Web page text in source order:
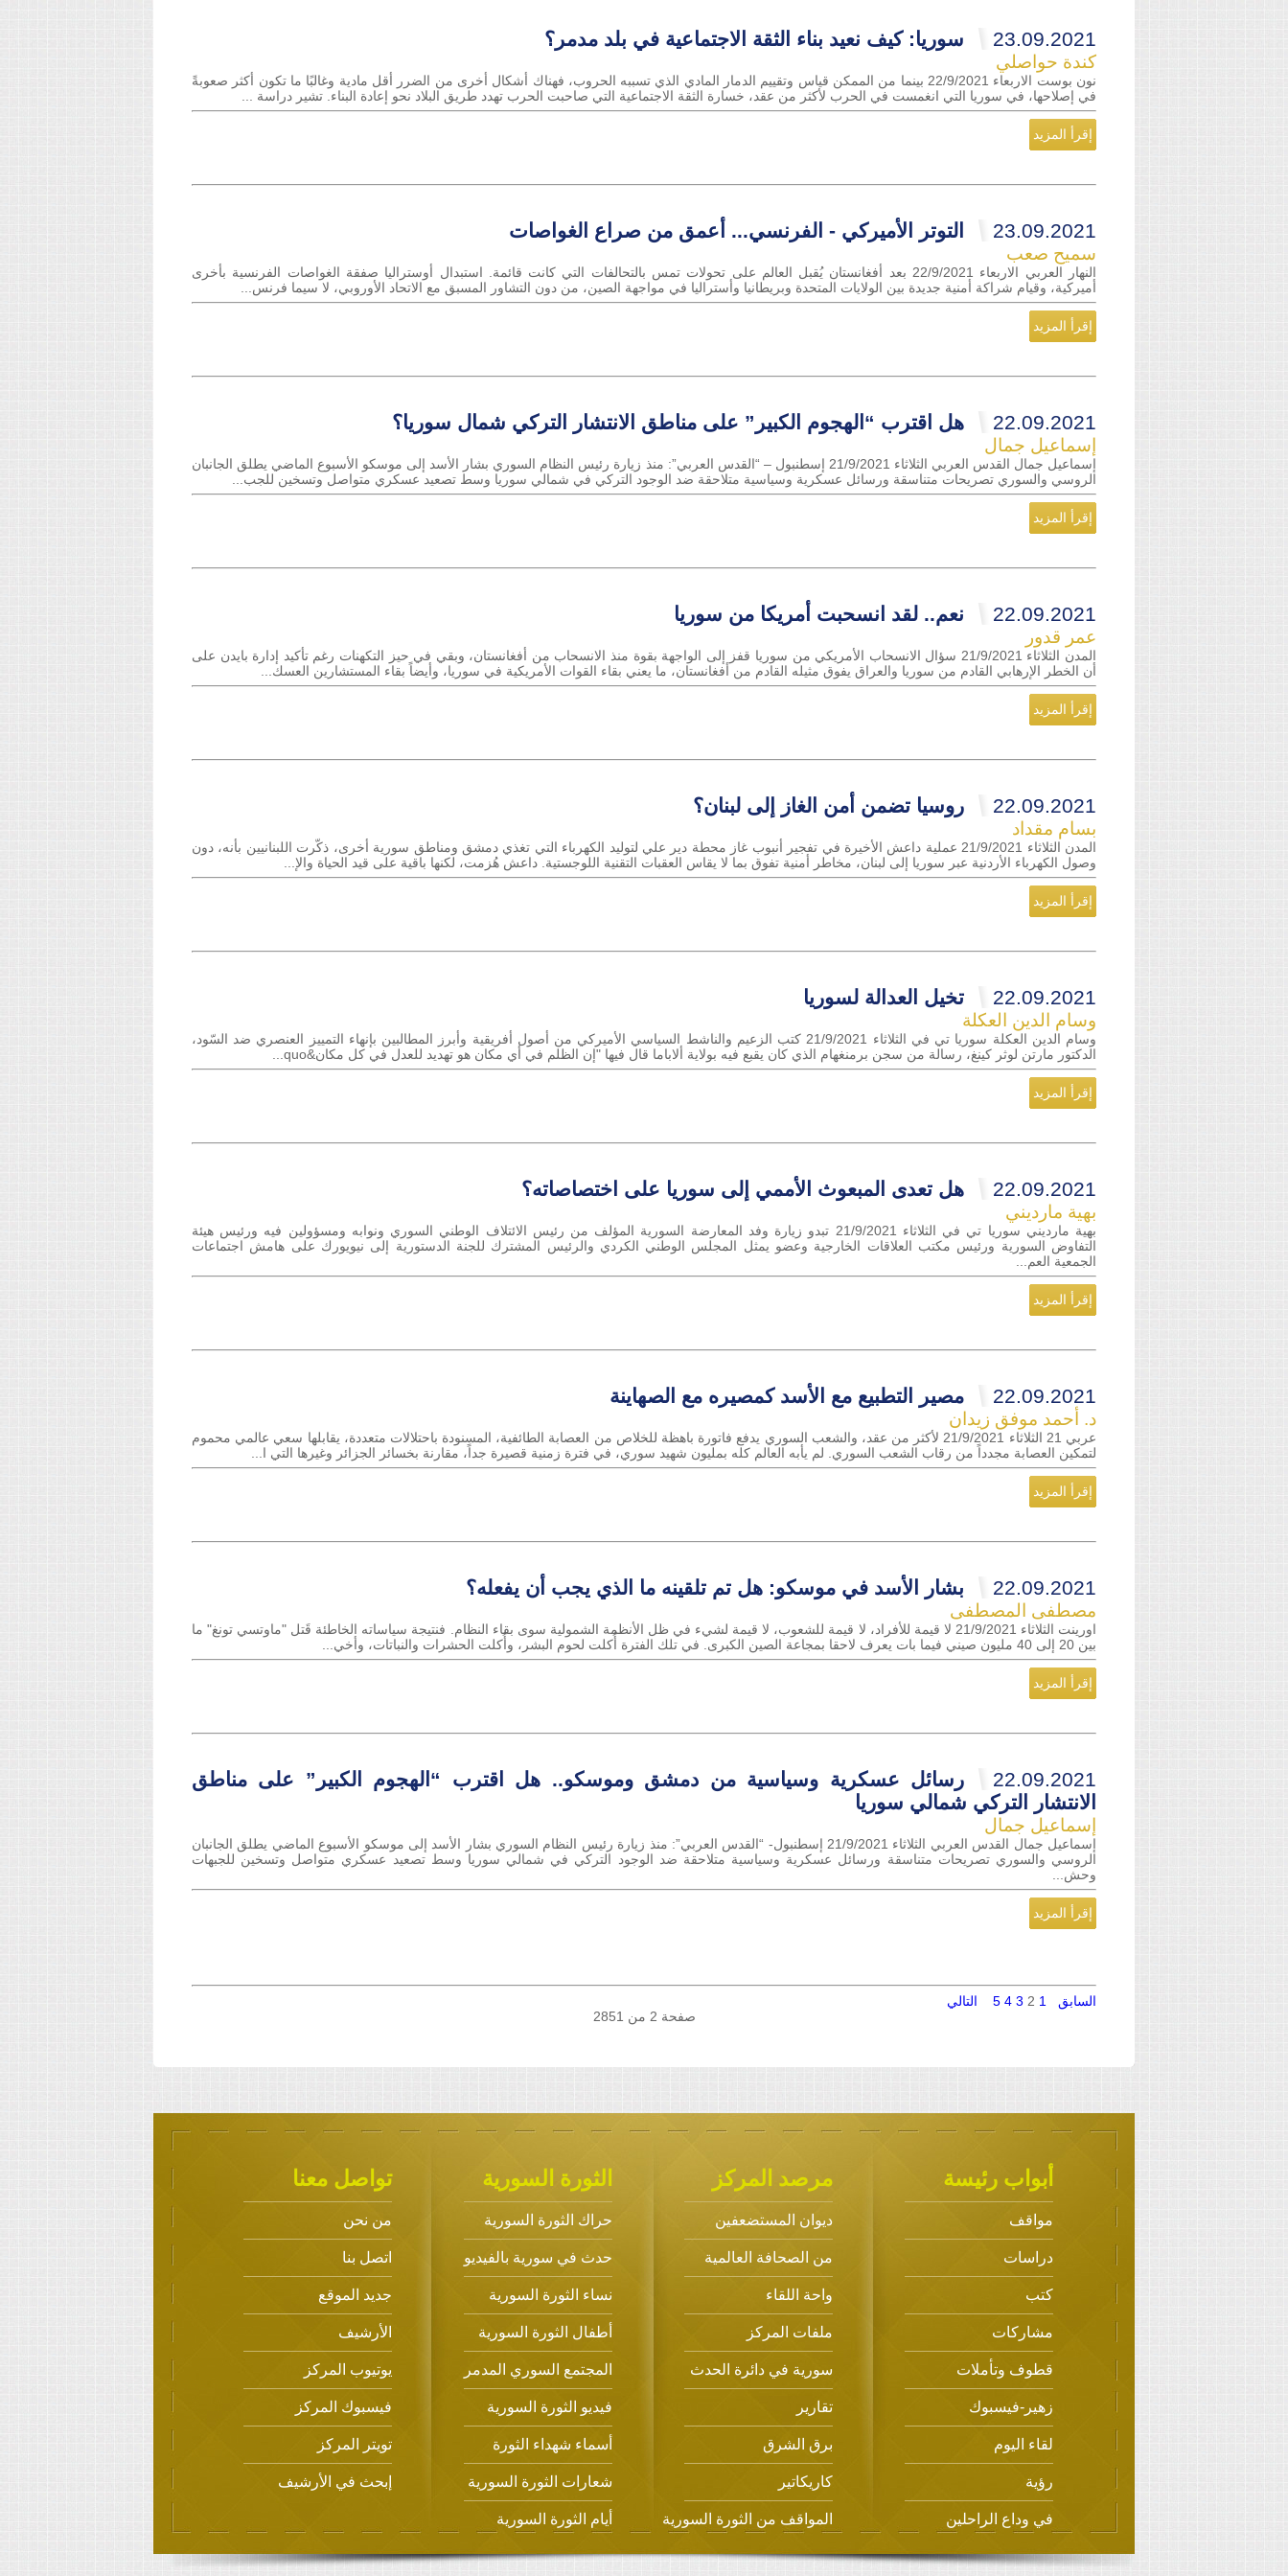
23.09.2021 سوريا: كيف نعيد بناء الثقة الاجتماعية في بلد مدمر؟
كندة حواصلي
نون بوست الاربعاء 22/9/2021 بينما من الممكن قياس وتقييم الدمار المادي الذي تسببه الحروب، فهناك أشكال أخرى من الضرر أقل مادية وغالبًا ما تكون أكثر صعوبةً
في إصلاحها، في سوريا التي انغمست في الحرب لأكثر من عقد، خسارة الثقة الاجتماعية التي صاحبت الحرب تهدد طريق البلاد نحو إعادة البناء. تشير دراسة ...
إقرأ المزيد
23.09.2021 التوتر الأميركي - الفرنسي... أعمق من صراع الغواصات
سميح صعب
النهار العربي الاربعاء 22/9/2021 بعد أفغانستان يُقبل العالم على تحولات تمس بالتحالفات التي كانت قائمة. استبدال أوستراليا صفقة الغواصات الفرنسية بأخرى
أميركية، وقيام شراكة أمنية جديدة بين الولايات المتحدة وبريطانيا وأستراليا في مواجهة الصين، من دون التشاور المسبق مع الاتحاد الأوروبي، لا سيما فرنس...
إقرأ المزيد
22.09.2021 هل اقترب “الهجوم الكبير” على مناطق الانتشار التركي شمال سوريا؟
إسماعيل جمال
إسماعيل جمال القدس العربي الثلاثاء 21/9/2021 إسطنبول – “القدس العربي”: منذ زيارة رئيس النظام السوري بشار الأسد إلى موسكو الأسبوع الماضي يطلق الجانبان
الروسي والسوري تصريحات متناسقة ورسائل عسكرية وسياسية متلاحقة ضد الوجود التركي في شمالي سوريا وسط تصعيد عسكري متواصل وتسخين للجب...
إقرأ المزيد
22.09.2021 نعم.. لقد انسحبت أمريكا من سوريا
عمر قدور
المدن الثلاثاء 21/9/2021 سؤال الانسحاب الأمريكي من سوريا قفز إلى الواجهة بقوة منذ الانسحاب من أفغانستان، وبقي في حيز التكهنات رغم تأكيد إدارة بايدن على
أن الخطر الإرهابي القادم من سوريا والعراق يفوق مثيله القادم من أفغانستان، ما يعني بقاء القوات الأمريكية في سوريا، وأيضاً بقاء المستشارين العسك...
إقرأ المزيد
22.09.2021 روسيا تضمن أمن الغاز إلى لبنان؟
بسام مقداد
المدن الثلاثاء 21/9/2021 عملية داعش الأخيرة في تفجير أنبوب غاز محطة دير علي لتوليد الكهرباء التي تغذي دمشق ومناطق سورية أخرى، ذكّرت اللبنانيين بأنه، دون
وصول الكهرباء الأردنية عبر سوريا إلى لبنان، مخاطر أمنية تفوق بما لا يقاس العقبات التقنية اللوجستية. داعش هُزمت، لكنها باقية على قيد الحياة والإ...
إقرأ المزيد
22.09.2021 تخيل العدالة لسوريا
وسام الدين العكلة
وسام الدين العكلة سوريا تي في الثلاثاء 21/9/2021 كتب الزعيم والناشط السياسي الأميركي من أصول أفريقية وأبرز المطالبين بإنهاء التمييز العنصري ضد السّود،
الدكتور مارتن لوثر كينغ، رسالة من سجن برمنغهام الذي كان يقبع فيه بولاية ألاباما قال فيها "إن الظلم في أي مكان هو تهديد للعدل في كل مكان&quo...
إقرأ المزيد
22.09.2021 هل تعدى المبعوث الأممي إلى سوريا على اختصاصاته؟
بهية مارديني
بهية مارديني سوريا تي في الثلاثاء 21/9/2021 تبدو زيارة وفد المعارضة السورية المؤلف من رئيس الائتلاف الوطني السوري ونوابه ومسؤولين فيه ورئيس هيئة
التفاوض السورية ورئيس مكتب العلاقات الخارجية وعضو يمثل المجلس الوطني الكردي والرئيس المشترك للجنة الدستورية إلى نيويورك على هامش اجتماعات
الجمعية العم...
إقرأ المزيد
22.09.2021 مصير التطبيع مع الأسد كمصيره مع الصهاينة
د. أحمد موفق زيدان
عربي 21 الثلاثاء 21/9/2021 لأكثر من عقد، والشعب السوري يدفع فاتورة باهظة للخلاص من العصابة الطائفية، المسنودة باحتلالات متعددة، يقابلها سعي عالمي محموم
لتمكين العصابة مجدداً من رقاب الشعب السوري. لم يأبه العالم كله بمليون شهيد سوري، في فترة زمنية قصيرة جداً، مقارنة بخسائر الجزائر وغيرها التي ا...
إقرأ المزيد
22.09.2021 بشار الأسد في موسكو: هل تم تلقينه ما الذي يجب أن يفعله؟
مصطفى المصطفى
اورينت الثلاثاء 21/9/2021 لا قيمة للأفراد، لا قيمة للشعوب، لا قيمة لشيء في ظل الأنظمة الشمولية سوى بقاء النظام. فنتيجة سياساته الخاطئة قَتل "ماوتسي تونغ" ما
بين 20 إلى 40 مليون صيني فيما بات يعرف لاحقا بمجاعة الصين الكبرى. في تلك الفترة أُكلت لحوم البشر، وأُكلت الحشرات والنباتات، وأخي...
إقرأ المزيد
22.09.2021
رسائل عسكرية وسياسية من دمشق وموسكو.. هل اقترب “الهجوم الكبير” على مناطق
الانتشار التركي شمالي سوريا
إسماعيل جمال
إسماعيل جمال القدس العربي الثلاثاء 21/9/2021 إسطنبول- “القدس العربي”: منذ زيارة رئيس النظام السوري بشار الأسد إلى موسكو الأسبوع الماضي يطلق الجانبان
الروسي والسوري تصريحات متناسقة ورسائل عسكرية وسياسية متلاحقة ضد الوجود التركي في شمالي سوريا وسط تصعيد عسكري متواصل وتسخين للجبهات
وحش...
إقرأ المزيد
السابق 1
2
3
4
5
التالي
صفحة 2 من 2851
أبواب رئيسة
مواقف
دراسات
كتب
مشاركات
قطوف وتأملات
زهير-فيسبوك
لقاء اليوم
رؤية
في وداع الراحلين
مرصد المركز
ديوان المستضعفين
من الصحافة العالمية
واحة اللقاء
ملفات المركز
سورية في دائرة الحدث
تقارير
برق الشرق
كاريكاتير
المواقف من الثورة السورية
الثورة السورية
حراك الثورة السورية
حدث في سورية بالفيديو
نساء الثورة السورية
أطفال الثورة السورية
المجتمع السوري المدمر
فيديو الثورة السورية
أسماء شهداء الثورة
شعارات الثورة السورية
أيام الثورة السورية
تواصل معنا
من نحن
اتصل بنا
جديد الموقع
الأرشيف
يوتيوب المركز
فيسبوك المركز
تويتر المركز
إبحث في الأرشيف